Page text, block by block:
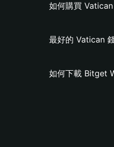
如何購買 Vatican
最好的 Vatican
如何下載 Bitget